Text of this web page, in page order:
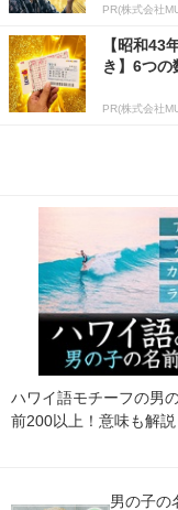
PR(株式会社
【昭和43
き】6つの
PR(株式会社
ハワイ語モチーフの男
前200以上！意味も解説
男の子の